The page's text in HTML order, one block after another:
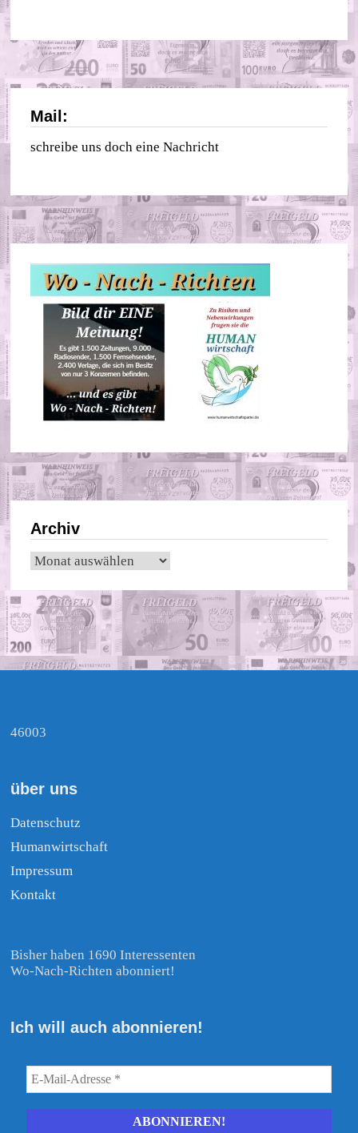
Mail:
schreibe uns doch eine Nachricht
Archiv
Archiv
46003
über uns
Datenschutz
Humanwirtschaft
Impressum
Kontakt
Bisher haben 1690 Interessenten
Wo-Nach-Richten abonniert!
Ich will auch abonnieren!